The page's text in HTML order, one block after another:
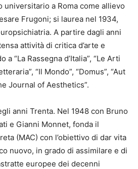
a Roma come allievo
Frugoni; si laurea nel 1934,
A partire dagli anni
attività di critica d’arte e
a “La Rassegna d’Italia”, “Le Arti
“Il Mondo”, “Domus”, “Aut
Journal of Aesthetics”.
anni Trenta. Nel 1948 con Bruno
e Gianni Monnet, fonda il
(MAC) con l’obiettivo di dar vita
nuovo, in grado di assimilare e di
europee dei decenni